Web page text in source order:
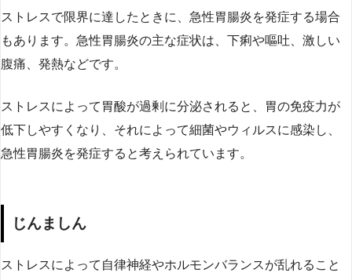
ストレスで限界に達したときに、急性胃腸炎を発症する場合
もあります。急性胃腸炎の主な症状は、下痢や嘔吐、激しい
腹痛、発熱などです。
ストレスによって胃酸が過剰に分泌されると、胃の免疫力が
低下しやすくなり、それによって細菌やウィルスに感染し、
急性胃腸炎を発症すると考えられています。
じんましん
ストレスによって自律神経やホルモンバランスが乱れること